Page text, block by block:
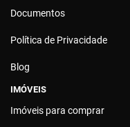
Documentos
Política de Privacidade
Blog
IMÓVEIS
Imóveis para comprar